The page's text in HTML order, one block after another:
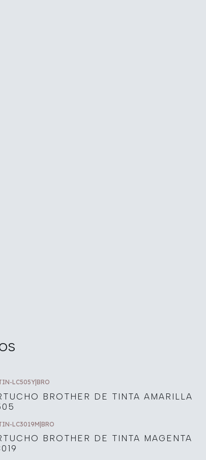
LC505Y| BRO
BROTHER DE TINTA AMARILLA
LC3019M|BRO
BROTHER DE TINTA MAGENTA